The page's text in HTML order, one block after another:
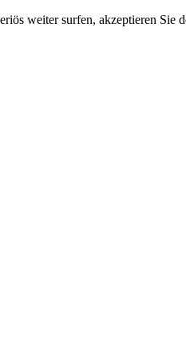
weiter surfen, akzeptieren Sie